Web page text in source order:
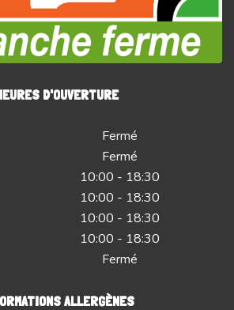
D'OUVERTURE
Fermé
Fermé
10:00 - 18:30
10:00 - 18:30
10:00 - 18:30
10:00 - 18:30
Fermé
ALLERGÈNES